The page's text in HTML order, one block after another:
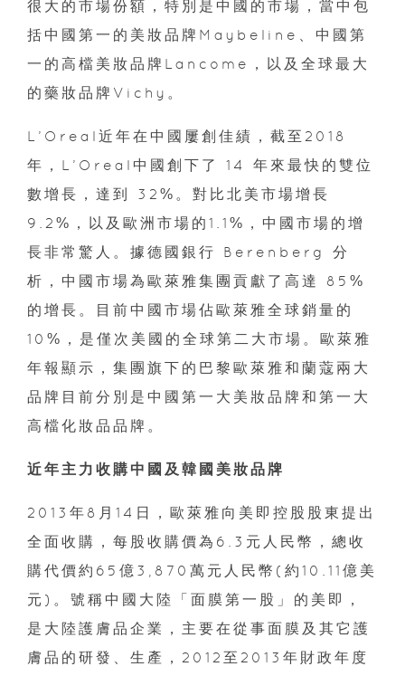
很大的市場份額，特別是中國的市場，當中包
括中國第一的美妝品牌Maybeline、中國第
一的高檔美妝品牌Lancome，以及全球最大
的藥妝品牌Vichy。
L’Oreal近年在中國屢創佳績，截至2018
年，L’Oreal中國創下了 14 年來最快的雙位
數增長，達到 32%。對比北美市場增長
9.2%，以及歐洲市場的1.1%，中國市場的增
長非常驚人。據德國銀行 Berenberg 分
析，中國市場為歐萊雅集團貢獻了高達 85%
的增長。目前中國市場佔歐萊雅全球銷量的
10%，是僅次美國的全球第二大市場。歐萊雅
年報顯示，集團旗下的巴黎歐萊雅和蘭蔻兩大
品牌目前分別是中國第一大美妝品牌和第一大
高檔化妝品品牌。
近年主力收購中國及韓國美妝品牌
2013年8月14日，歐萊雅向美即控股股東提出
全面收購，每股收購價為6.3元人民幣，總收
購代價約65億3,870萬元人民幣(約10.11億美
元)。號稱中國大陸「面膜第一股」的美即，
是大陸護膚品企業，主要在從事面膜及其它護
膚品的研發、生產，2012至2013年財政年度